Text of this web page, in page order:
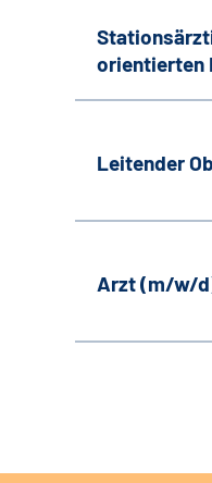
orientierten
Leitender
Arzt (m/w/